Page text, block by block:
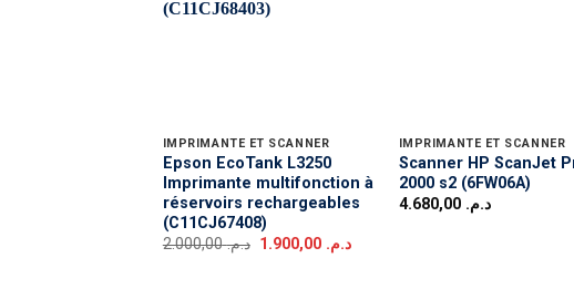
IMPRIMANTE ET SCANNER
Epson EcoTank L3250
Imprimante multifonction à
réservoirs rechargeables
(C11CJ67408)
د.م.2.000,00
Le
د.م.Le
IMPRIMANTE ET SCANNER
Scanner HP ScanJet
2000 s2 (6FW06A)
د.م. 4.680,00